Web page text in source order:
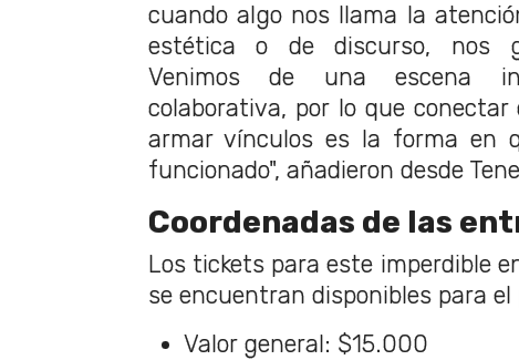
cuando algo nos llama la
estética o de discurso, nos
Venimos de una escena
colaborativa, por lo que
armar vínculos es la forma en
funcionado", añadieron desde
Coordenadas de las
Los tickets para este imperdible
se encuentran disponibles para el
Valor general: $15.000